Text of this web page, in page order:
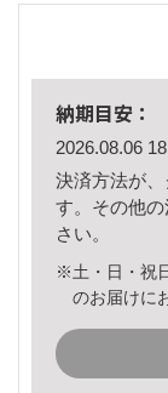
納期目安：
2026.08.06
決済方法が
す。その他
さい。
※土・日・祝
のお届けに